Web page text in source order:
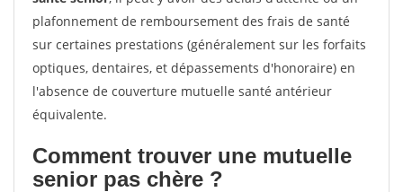
plafonnement de remboursement des frais de santé
sur certaines prestations (généralement sur les forfaits
optiques, dentaires, et dépassements d'honoraire) en
l'absence de couverture mutuelle santé antérieur
équivalente.
Comment trouver une mutuelle
senior pas chère ?